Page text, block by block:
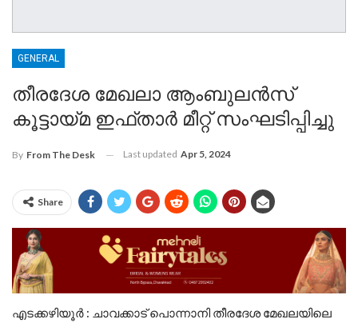
GENERAL
തീരദേശ മേഖലാ ആംബുലൻസ്
കൂട്ടായ്മ ഇഫ്താർ മീറ്റ് സംഘടിപ്പിച്ചു
By From The Desk Last updated Apr 5, 2024
Share
എടക്കഴിയൂർ : ചാവക്കാട് പൊന്നാനി തീരദേശ മേഖലയിലെ